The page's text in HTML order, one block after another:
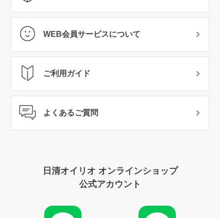
WEB会員サービスについて
ご利用ガイド
よくあるご質問
日清オイリオ オンラインショップ
公式アカウント